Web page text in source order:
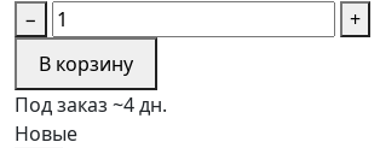
−
+
В корзину
Под заказ ~4 дн.
Новые